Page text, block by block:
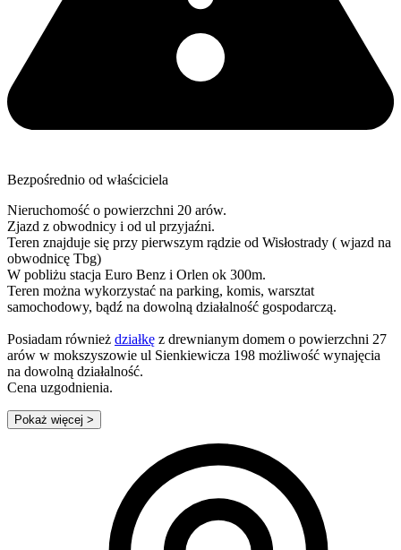
Bezpośrednio od właściciela
Nieruchomość o powierzchni 20 arów.
Zjazd z obwodnicy i od ul przyjaźni.
Teren znajduje się przy pierwszym rądzie od Wisłostrady ( wjazd na
obwodnicę Tbg)
W pobliżu stacja Euro Benz i Orlen ok 300m.
Teren można wykorzystać na parking, komis, warsztat
samochodowy, bądź na dowolną działalność gospodarczą.
Posiadam również działkę z drewnianym domem o powierzchni 27
arów w mokszyszowie ul Sienkiewicza 198 możliwość wynajęcia
na dowolną działalność.
Cena uzgodnienia.
Pokaż więcej >